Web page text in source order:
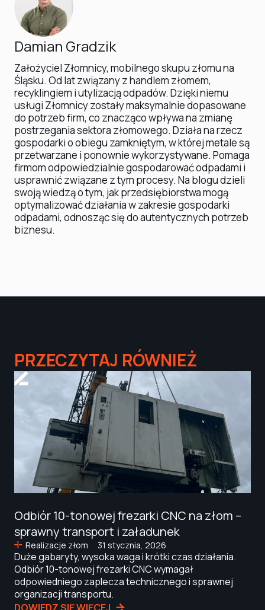
Damian Gradzik
Założyciel Złomnicy, mobilnego skupu złomu na
Śląsku. Od lat związany z handlem złomem,
recyklingiem i utylizacją odpadów. Dzięki niemu
usługi Złomnicy zostały maksymalnie dopasowane
do potrzeb firm, co znacząco wpływa na zmianę
postrzegania sektora złomowego. Działa na rzecz
gospodarki o obiegu zamkniętym, w której metale są
przetwarzane i ponownie wykorzystywane. Pomaga
firmom odpowiedzialnie gospodarować odpadami i
usprawnić związane z tym procesy. Na blogu dzieli
swoją wiedzą o tym, jak przedsiębiorstwa mogą
optymalizować działania w zakresie gospodarki
odpadami, odnosząc się do autentycznych potrzeb
biznesu.
PRZECZYTAJ RÓWNIEŻ
Odbiór 10-tonowej frezarki CNC na złom –
sprawny transport i załadunek
Realizacje złom 31 stycznia, 2026
Duże gabaryty, wysoka waga i krótki czas działania.
Odbiór 10-tonowej frezarki CNC wymagał
odpowiedniego zaplecza technicznego i sprawnej
organizacji transportu.
DOWIEDZ SIĘ WIĘCEJ